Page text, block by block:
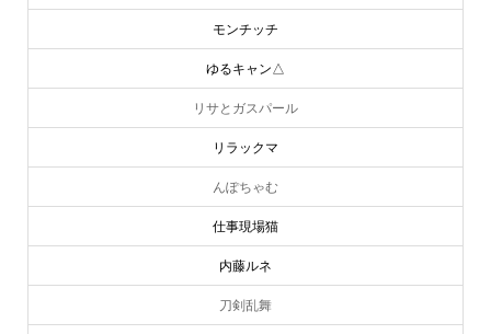
モンチッチ
ゆるキャン△
リサとガスパール
リラックマ
んぽちゃむ
仕事現場猫
内藤ルネ
刀剣乱舞